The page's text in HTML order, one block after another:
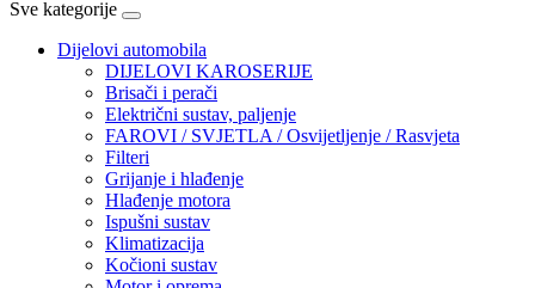
Sve kategorije
Dijelovi automobila
DIJELOVI KAROSERIJE
Brisači i perači
Električni sustav, paljenje
FAROVI / SVJETLA / Osvijetljenje / Rasvjeta
Filteri
Grijanje i hlađenje
Hlađenje motora
Ispušni sustav
Klimatizacija
Kočioni sustav